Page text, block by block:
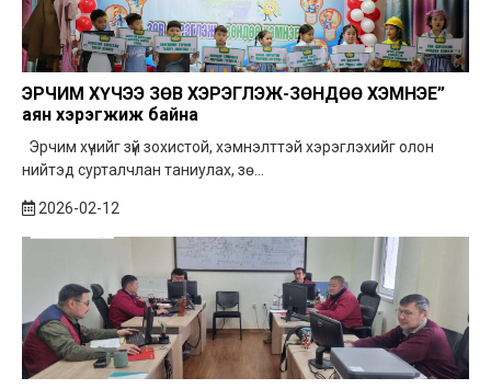
ЭРЧИМ ХҮЧЭЭ ЗӨВ ХЭРЭГЛЭЖ-ЗӨНДӨӨ ХЭМНЭЕ”
аян хэрэгжиж байна
Эрчим хүчийг зүй зохистой, хэмнэлттэй хэрэглэхийг олон
нийтэд сурталчлан таниулах, зө...
2026-02-12